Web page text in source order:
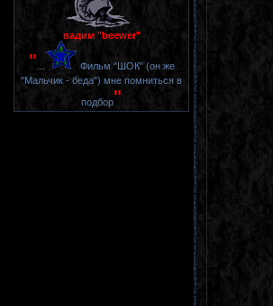
вадим "beewer"
"
Фильм "ШОК" (он же
"Мальчик - беда") мне помниться в
подбор"